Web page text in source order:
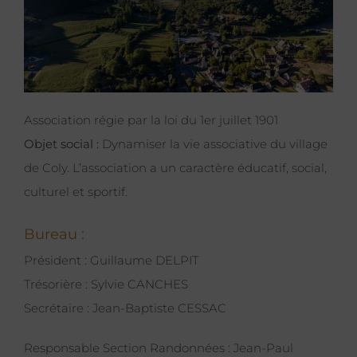
Image
Association régie par la loi du 1er juillet 1901
Objet social : Dynamiser la vie associative du village
de Coly. L’association a un caractère éducatif, social,
culturel et sportif.
Bureau :
Président : Guillaume DELPIT
Trésorière : Sylvie CANCHES
Secrétaire : Jean-Baptiste CESSAC
Responsable Section Randonnées : Jean-Paul